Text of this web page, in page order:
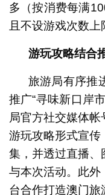
多（按消费每满
且不设游戏次数上
游玩攻略结合
旅游局有序推
推广“寻味新口岸
局官方社交媒体
游玩攻略形式宣传
集，并透过直播、
与本次活动。此外
台合作打造澳门